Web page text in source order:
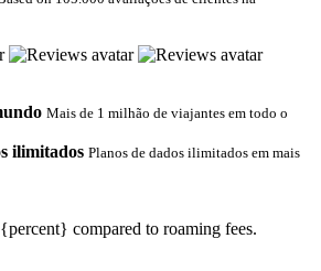
Mais de 1 milhão de viajantes em todo o
ilimitados Planos de dados ilimitados em mais
compared to roaming fees.